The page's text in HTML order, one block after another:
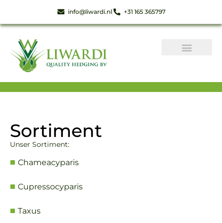
info@liwardi.nl +31 165 365797
Sortiment
Unser Sortiment:
Chameacyparis
Cupressocyparis
Taxus